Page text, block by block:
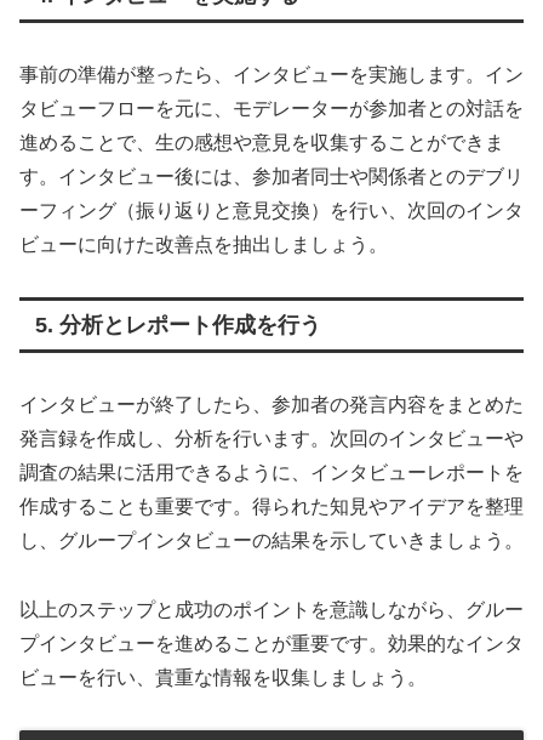
事前の準備が整ったら、インタビューを実施します。イン
タビューフローを元に、モデレーターが参加者との対話を
進めることで、生の感想や意見を収集することができま
す。インタビュー後には、参加者同士や関係者とのデブリ
ーフィング（振り返りと意見交換）を行い、次回のインタ
ビューに向けた改善点を抽出しましょう。
5. 分析とレポート作成を行う
インタビューが終了したら、参加者の発言内容をまとめた
発言録を作成し、分析を行います。次回のインタビューや
調査の結果に活用できるように、インタビューレポートを
作成することも重要です。得られた知見やアイデアを整理
し、グループインタビューの結果を示していきましょう。
以上のステップと成功のポイントを意識しながら、グルー
プインタビューを進めることが重要です。効果的なインタ
ビューを行い、貴重な情報を収集しましょう。